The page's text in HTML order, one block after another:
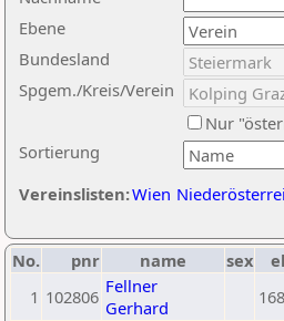
Ebene
Sortierung
Bundesland
Spgem./Kreis/Verein
Nur
Vereinslisten:Wien
No. pnr name sex
1 102806 Fellner
Gerhard